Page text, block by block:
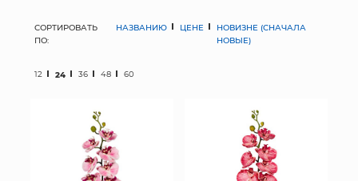
СОРТИРОВАТЬ
ПО:
НАЗВАНИЮ ЦЕНЕ
НОВИЗНЕ (СНАЧАЛА
НОВЫЕ)
12 24 36 48 60